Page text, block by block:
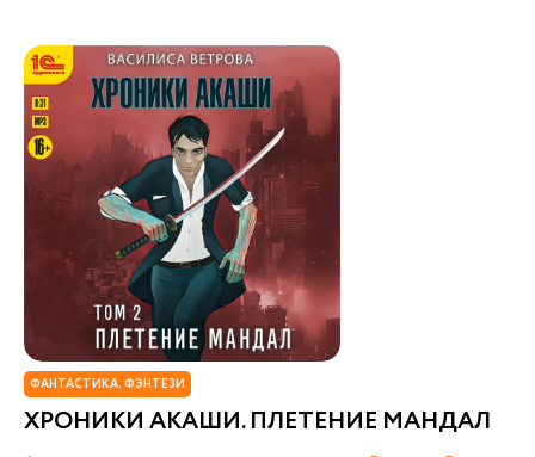
ФАНТАСТИКА. ФЭНТЕЗИ
ХРОНИКИ АКАШИ. ПЛЕТЕНИЕ МАНДАЛ